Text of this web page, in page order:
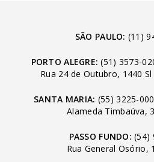
SÃO PAULO: (11)
PORTO ALEGRE: (51) 3573-
Rua 24 de Outubro, 1440
SANTA MARIA: (55) 3225-
Alameda Timbaúva,
PASSO FUNDO: (54)
Rua General Osório,